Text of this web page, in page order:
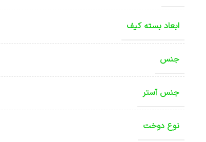
ابعاد بسته کیف
جنس
جنس آستر
نوع دوخت